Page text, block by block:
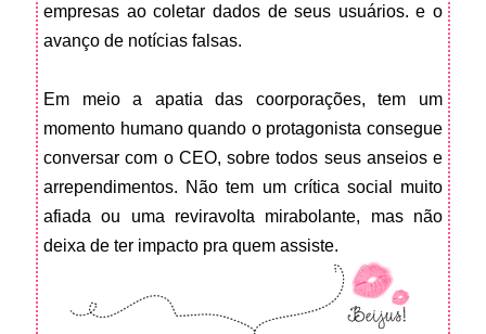
empresas ao coletar dados de seus usuários. e o
avanço de notícias falsas.
Em meio a apatia das coorporações, tem um
momento humano quando o protagonista consegue
conversar com o CEO, sobre todos seus anseios e
arrependimentos. Não tem um crítica social muito
afiada ou uma reviravolta mirabolante, mas não
deixa de ter impacto pra quem assiste.